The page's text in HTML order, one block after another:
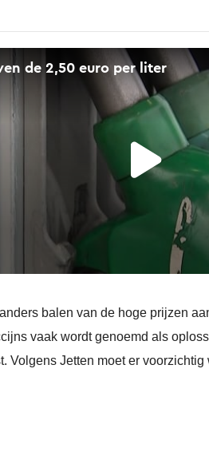
balen van de hoge prijzen
vaak wordt genoemd als
Volgens Jetten moet er